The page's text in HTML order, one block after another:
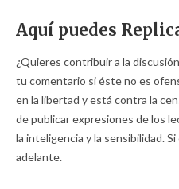
Aquí puedes
¿Quieres contribuir a la
tu comentario si éste no es
en la libertad y está contra la
de publicar expresiones de los
la inteligencia y la sensibilidad.
adelante.